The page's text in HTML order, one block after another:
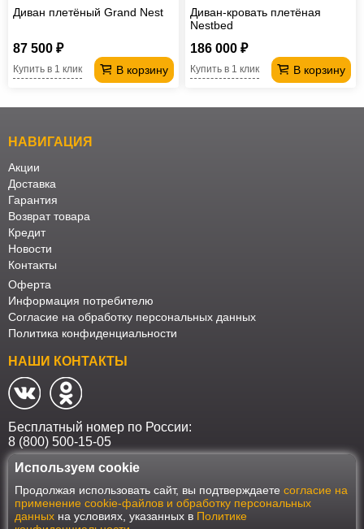
Диван плетёный Grand Nest
87 500 ₽
В корзину
Купить в 1 клик
Диван-кровать плетёная
Nestbed
186 000 ₽
В корзину
Купить в 1 клик
НАВИГАЦИЯ
Акции
Доставка
Гарантия
Возврат товара
Кредит
Новости
Контакты
Оферта
Информация потребителю
Согласие на обработку персональных данных
Политика конфиденциальности
НАШИ КОНТАКТЫ
Бесплатный номер по России:
8 (800) 500-15-05
Наш интернет-магазин работает в соответствии с требованиями
Федерального закона от 27 июля 2006 года №152-ФЗ "О персональных
данных". Оформить заказ на сайте Мебеласка возможно только при
наличии согласия на обработку Ваших персональных данных. Для
Используем cookie
Продолжая использовать сайт, вы подтверждаете согласие на
применение cookie-файлов и обработку персональных
данных на условиях, указанных в Политике